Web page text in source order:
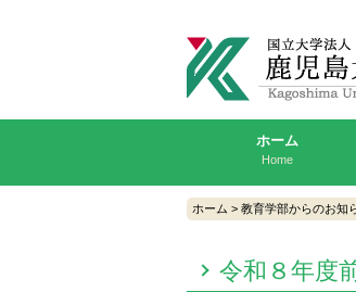
ホーム
Home
ホーム >教育学部からのお知
令和８年度